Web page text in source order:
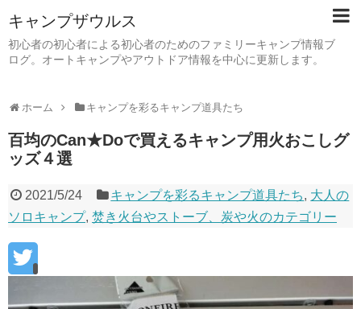
キャンプザウルス
初心者の初心者による初心者のためのファミリーキャンプ情報ブ
ログ。オートキャンプやアウトドア情報を中心に更新します。
ホーム キャンプを彩るキャンプ道具たち
百均のCan★Doで買えるキャンプ用火おこしグ
ッズ４選
2021/5/24 キャンプを彩るキャンプ道具たち, 大人の
ソロキャンプ, 焚き火台やストーブ、炭や火のカテゴリー